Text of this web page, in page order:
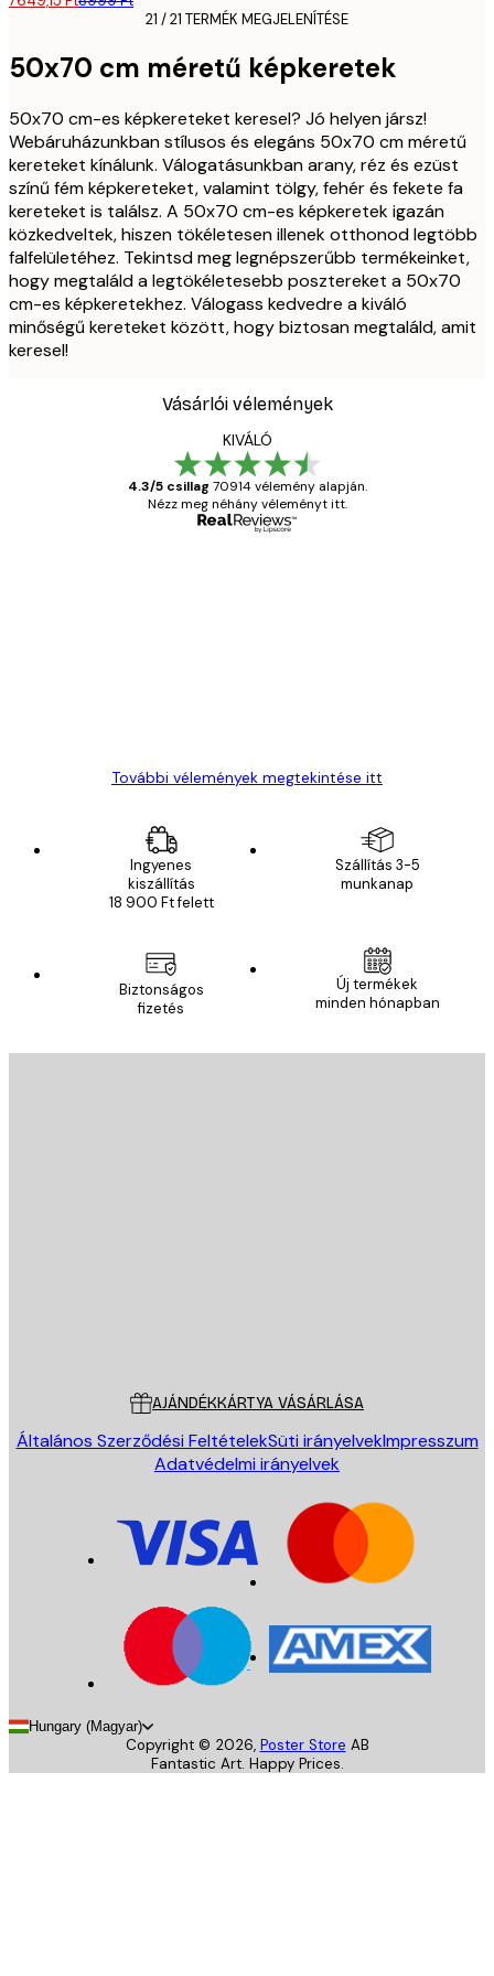
21 / 21 TERMÉK MEGJELENÍTÉSE
50x70 cm méretű képkeretek
50x70 cm-es képkereteket keresel? Jó helyen jársz!
Webáruházunkban stílusos és elegáns 50x70 cm méretű
kereteket kínálunk. Válogatásunkban arany, réz és ezüst
színű fém képkereteket, valamint tölgy, fehér és fekete fa
kereteket is találsz. A 50x70 cm-es képkeretek igazán
közkedveltek, hiszen tökéletesen illenek otthonod legtöbb
falfelületéhez. Tekintsd meg legnépszerűbb termékeinket,
hogy megtaláld a legtökéletesebb posztereket a 50x70
cm-es képkeretekhez. Válogass kedvedre a kiváló
minőségű kereteket között, hogy biztosan megtaláld, amit
keresel!
Vásárlói vélemények
KIVÁLÓ
4.3/5 csillag 70914 vélemény alapján.
Nézz meg néhány véleményt itt.
További vélemények megtekintése itt
Ingyenes
kiszállítás
18 900 Ft felett
Szállítás 3-5
munkanap
Biztonságos
fizetés
Új termékek
minden hónapban
AJÁNDÉKKÁRTYA VÁSÁRLÁSA
Általános Szerződési FeltételekSüti irányelvekImpresszum
Adatvédelmi irányelvek
Hungary (Magyar)
Copyright © 2026, Poster Store AB
Fantastic Art. Happy Prices.